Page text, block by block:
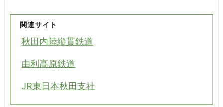
関連サイト
秋田内陸縦貫鉄道
由利高原鉄道
JR東日本秋田支社